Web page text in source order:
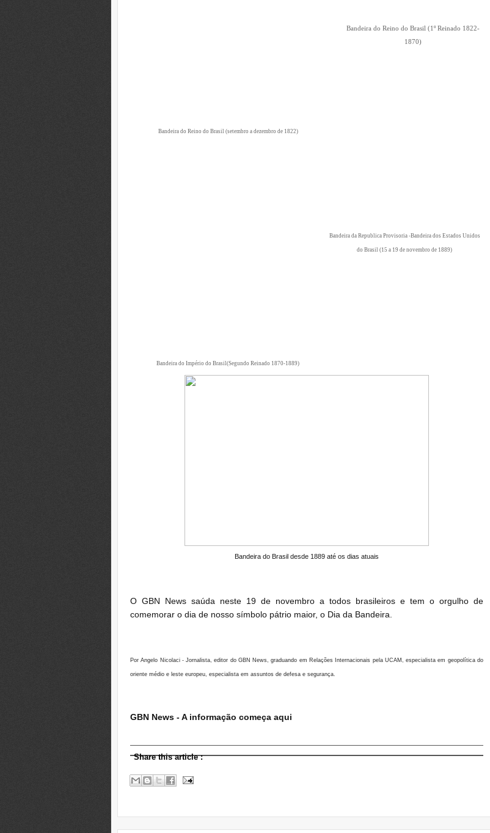
Bandeira do Reino do Brasil (setembro a dezembro de 1822)
Bandeira do Reino do Brasil (1º Reinado 1822-
1870)
Bandeira do Império do Brasil(Segundo Reinado 1870-1889)
Bandeira da Republica Provisoria -Bandeira dos Estados Unidos
do Brasil (15 a 19 de novembro de 1889)
Bandeira do Brasil desde 1889 até os dias atuais
O GBN News saúda neste 19 de novembro a todos brasileiros e tem o orgulho de
comemorar o dia de nosso símbolo pátrio maior, o Dia da Bandeira.
Por Angelo Nicolaci - Jornalista, editor do GBN News, graduando em Relações Internacionais pela UCAM, especialista em geopolítica do
oriente médio e leste europeu, especialista em assuntos de defesa e segurança.
GBN News - A informação começa aqui
Share this article: